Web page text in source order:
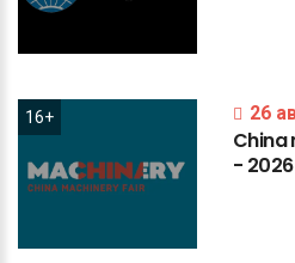
16+ 26
China
- 2026